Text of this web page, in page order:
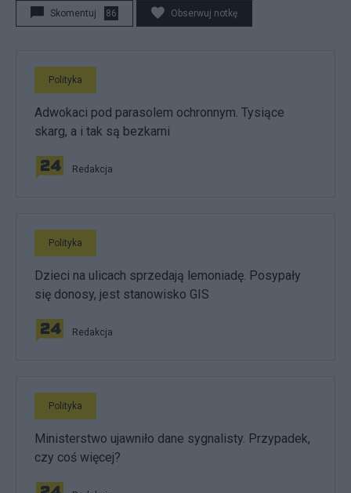
Skomentuj 86 Obserwuj notkę
Polityka
Adwokaci pod parasolem ochronnym. Tysiące
skarg, a i tak są bezkarni
Redakcja
Polityka
Dzieci na ulicach sprzedają lemoniadę. Posypały
się donosy, jest stanowisko GIS
Redakcja
Polityka
Ministerstwo ujawniło dane sygnalisty. Przypadek,
czy coś więcej?